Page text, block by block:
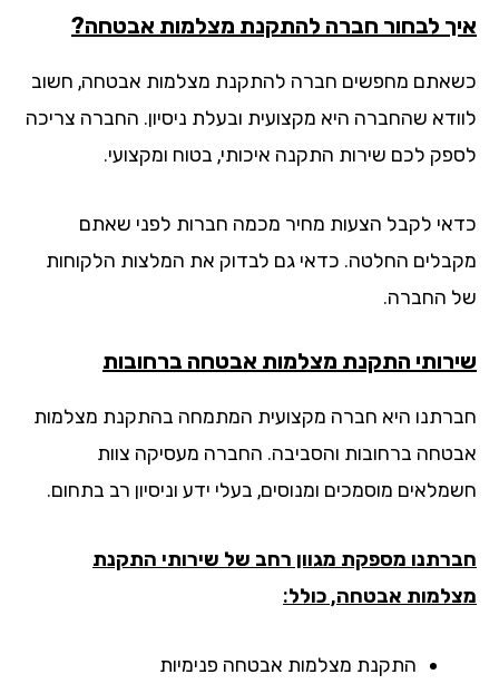
לבחור חברה להתקנת מצלמות אבטחה?
מחפשים חברה להתקנת מצלמות אבטחה, חשוב
שהחברה היא מקצועית ובעלת ניסיון. החברה צריכה
לכם שירות התקנה איכותי, בטוח ומקצועי.
לקבל הצעות מחיר מכמה חברות לפני שאתם
החלטה. כדאי גם לבדוק את המלצות הלקוחות
החברה.
התקנת מצלמות אבטחה ברחובות
היא חברה מקצועית המתמחה בהתקנת מצלמות
ברחובות והסביבה. החברה מעסיקה צוות
מוסמכים ומנוסים, בעלי ידע וניסיון רב בתחום.
מספקת מגוון רחב של שירותי התקנת
אבטחה, כולל:
התקנת מצלמות אבטחה פנימיות